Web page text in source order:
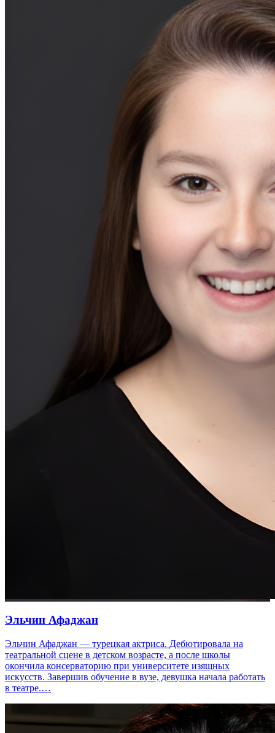
Эльчин Афаджан
Эльчин Афаджан — турецкая актриса. Дебютировала на
театральной сцене в детском возрасте, а после школы
окончила консерваторию при университете изящных
искусств. Завершив обучение в вузе, девушка начала работать
в театре.…